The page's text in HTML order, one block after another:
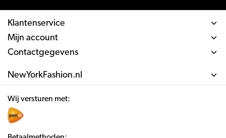
Klantenservice
Mijn account
Contactgegevens
NewYorkFashion.nl
Wij versturen met: